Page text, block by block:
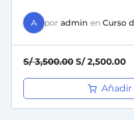
A por admin en Curso
S/3,500.00 S/2,500.00
Añadir